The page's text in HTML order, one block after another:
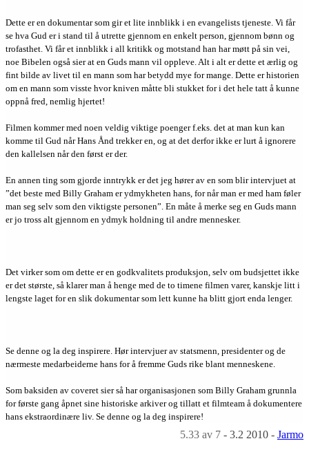
Dette er en dokumentar som gir et lite innblikk i en evangelists tjeneste. Vi får
se hva Gud er i stand til å utrette gjennom en enkelt person, gjennom bønn og
trofasthet. Vi får et innblikk i all kritikk og motstand han har møtt på sin vei,
noe Bibelen også sier at en Guds mann vil oppleve. Alt i alt er dette et ærlig og
fint bilde av livet til en mann som har betydd mye for mange. Dette er historien
om en mann som visste hvor kniven måtte bli stukket for i det hele tatt å kunne
oppnå fred, nemlig hjertet!
Filmen kommer med noen veldig viktige poenger f.eks. det at man kun kan
komme til Gud når Hans Ånd trekker en, og at det derfor ikke er lurt å ignorere
den kallelsen når den først er der.
En annen ting som gjorde inntrykk er det jeg hører av en som blir intervjuet at
”det beste med Billy Graham er ydmykheten hans, for når man er med ham føler
man seg selv som den viktigste personen”. En måte å merke seg en Guds mann
er jo tross alt gjennom en ydmyk holdning til andre mennesker.
Det virker som om dette er en godkvalitets produksjon, selv om budsjettet ikke
er det største, så klarer man å henge med de to timene filmen varer, kanskje litt i
lengste laget for en slik dokumentar som lett kunne ha blitt gjort enda lenger.
Se denne og la deg inspirere. Hør intervjuer av statsmenn, presidenter og de
nærmeste medarbeiderne hans for å fremme Guds rike blant menneskene.
Som baksiden av coveret sier så har organisasjonen som Billy Graham grunnla
for første gang åpnet sine historiske arkiver og tillatt et filmteam å dokumentere
hans ekstraordinære liv. Se denne og la deg inspirere!
5.33 av 7 - 3.2 2010 - Jarmo